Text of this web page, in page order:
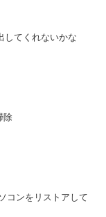
してくれないかな
除
コンをリストアして